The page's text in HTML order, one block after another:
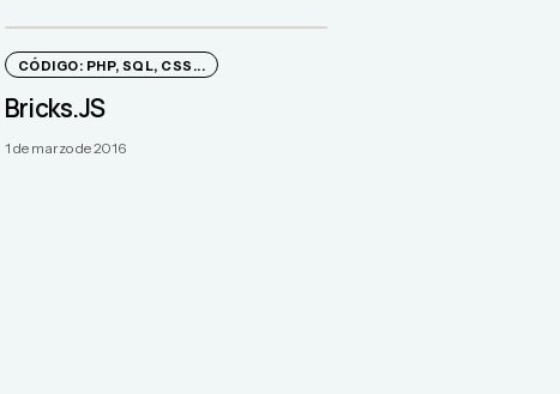
CÓDIGO: PHP, SQL, CSS...
Bricks.JS
1 de marzo de 2016